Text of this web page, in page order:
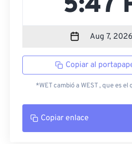
Copiar al
*WET cambió a WEST , que es
Copiar enlace